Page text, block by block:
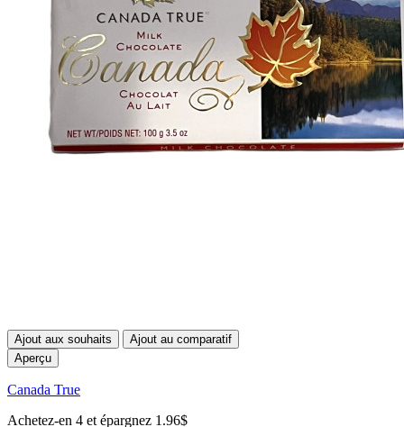
Ajout aux souhaits
Ajout au comparatif
Aperçu
Canada True
Achetez-en 4 et épargnez 1.96$